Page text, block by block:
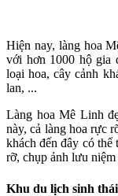
Hiện nay, làng hoa
với hơn 1000 hộ gia
loại hoa, cây cảnh
lan, ...
Làng hoa Mê Linh
này, cả làng hoa rực
khách đến đây có
rỡ, chụp ảnh lưu
Khu du lịch sinh